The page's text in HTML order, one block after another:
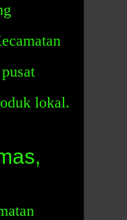
lokal.